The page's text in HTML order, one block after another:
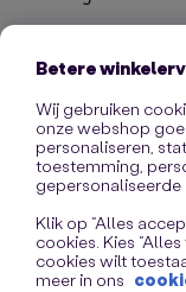
Betere
Wij gebruiken
onze webshop
personaliseren,
toestemming,
Klik op “Alles
cookies. Kies
cookies wilt
meer in ons